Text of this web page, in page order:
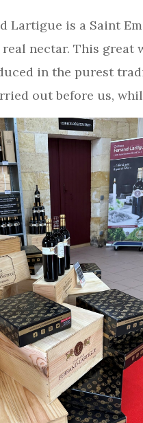
Lartigue is a Saint
nectar. This great
in the purest
out before us,